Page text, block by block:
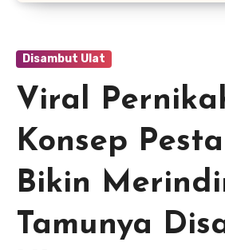
Disambut Ulat
Viral
Konsep
Bikin
Tamunya